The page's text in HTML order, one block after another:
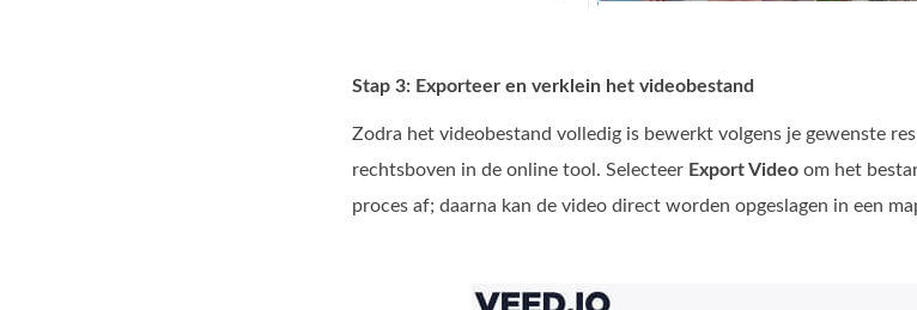
Stap 3: Exporteer en verklein het videobestand
Zodra het videobestand volledig is bewerkt volgens je gewenste
rechtsboven in de online tool. Selecteer Export Video om het
proces af; daarna kan de video direct worden opgeslagen in een